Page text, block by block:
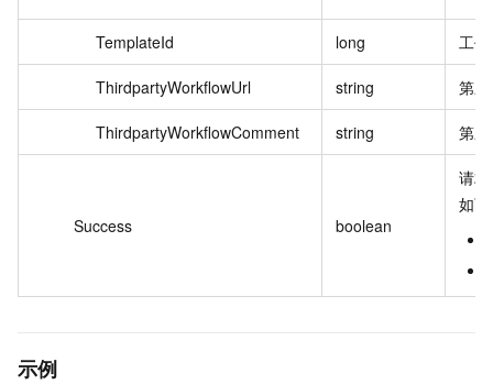
TemplateId long 工
ThirdpartyWorkflowUrl string 第
ThirdpartyWorkflowComment string 第
Success boolean
请
如
示例